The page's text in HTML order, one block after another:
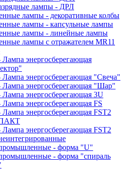
лампы - ДРЛ
лампы - декоративные колбы
лампы - капсульные лампы
лампы - линейные лампы
лампы с отражателем MR11
энергосберегающая
энергосберегающая "Свеча"
энергосберегающая "Шар"
энергосберегающая 3U
энергосберегающая FS
энергосберегающая FST2
энергосберегающая FSТ2
- форма "U"
- форма "спираль